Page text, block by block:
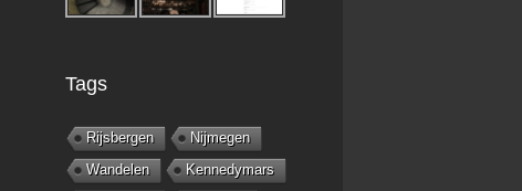
Tags
Rijsbergen
Nijmegen
Wandelen
Kennedymars